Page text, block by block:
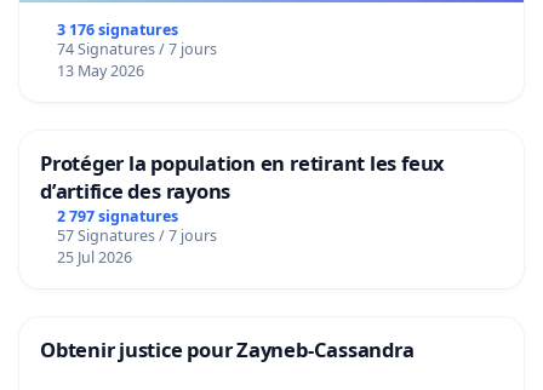
3 176 signatures
74 Signatures / 7 jours
13 May 2026
Protéger la population en retirant les feux
d’artifice des rayons
2 797 signatures
57 Signatures / 7 jours
25 Jul 2026
Obtenir justice pour Zayneb-Cassandra